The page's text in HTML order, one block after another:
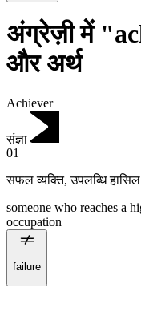
अंग्रेज़ी में
और अर्थ
Achiever
संज्ञा
01
सफल व्यक्ति,उपलब्धि
someone who reaches a
occupation
failure